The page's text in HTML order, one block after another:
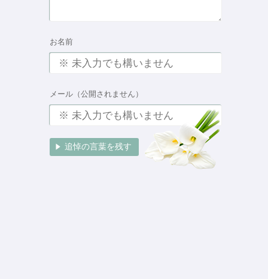
お名前
メール（公開されません）